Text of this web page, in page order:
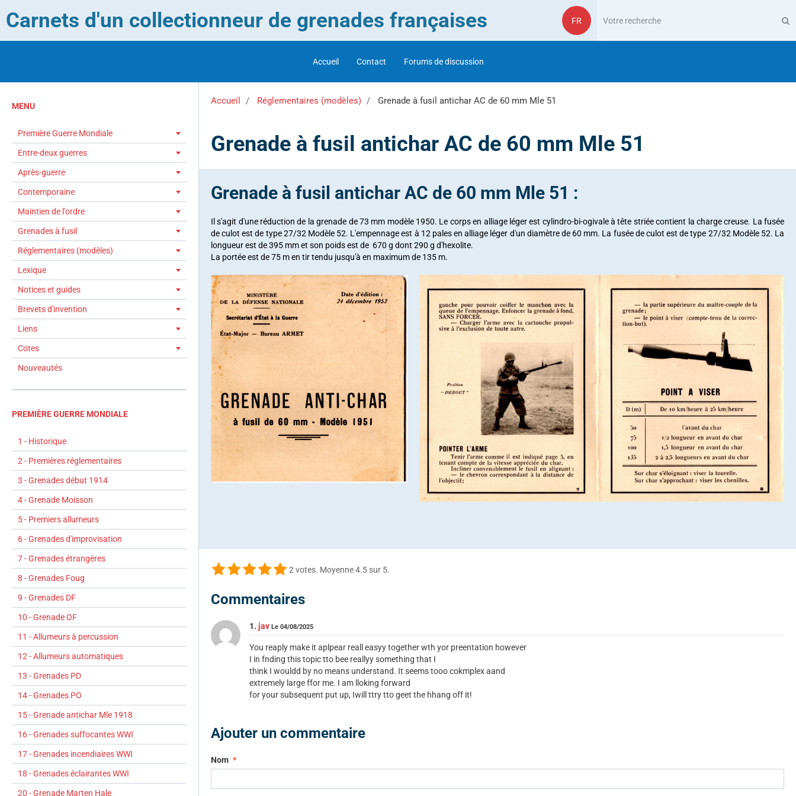
Carnets d'un collectionneur de grenades françaises FR
Accueil Contact Forums de discussion
Accueil Réglementaires (modèles) Grenade à fusil antichar AC de 60 mm Mle 51
Grenade à fusil antichar AC de 60 mm Mle 51
Grenade à fusil antichar AC de 60 mm Mle 51 :
Il s'agit d'une réduction de la grenade de 73 mm modèle 1950. Le corps en alliage léger est cylindro-bi-ogivale à tête striée contient la charge creuse. La fusée
de culot est de type 27/32 Modèle 52. L'empennage est à 12 pales en alliage léger d'un diamètre de 60 mm. La fusée de culot est de type 27/32 Modèle 52. La
longueur est de 395 mm et son poids est de 670 g dont 290 g d'hexolite.
La portée est de 75 m en tir tendu jusqu'à en maximum de 135 m.
2 votes. Moyenne4.5 sur 5.
Commentaires
1. jav Le 04/08/2025
You reaply make it aplpear reall easyy together wth yor preentation however
I in fnding this topic tto bee reallyy something that I
think I wouldd by no means understand. It seems tooo cokmplex aand
extremely large ffor me. I am lloking forward
for your subsequent put up, Iwill ttry tto geet the hhang off it!
Ajouter un commentaire
Nom
MENU
Première Guerre Mondiale
Entre-deux guerres
Après-guerre
Contemporaine
Maintien de l'ordre
Grenades à fusil
Réglementaires (modèles)
Lexique
Notices et guides
Brevets d'invention
Liens
Cotes
Nouveautés
PREMIÈRE GUERRE MONDIALE
1 - Historique
2 - Premières réglementaires
3 - Grenades début 1914
4 - Grenade Moisson
5 - Premiers allumeurs
6 - Grenades d'improvisation
7 - Grenades étrangères
8 - Grenades Foug
9 - Grenades DF
10 - Grenade OF
11 - Allumeurs à percussion
12 - Allumeurs automatiques
13 - Grenades PD
14 - Grenades PO
15 - Grenade antichar Mle 1918
16 - Grenades suffocantes WWI
17 - Grenades incendiaires WWI
18 - Grenades éclairantes WWI
20 - Grenade Marten Hale